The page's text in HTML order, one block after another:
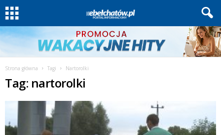
Strona główna Tagi Nartorolki
Tag: nartorolki